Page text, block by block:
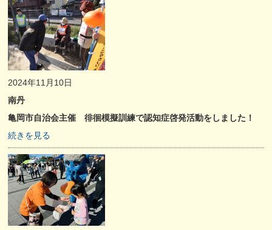
2024年11月10日
南丹
亀岡市自治会主催 徘徊模擬訓練で認知症啓発活動をしました！
続きを見る